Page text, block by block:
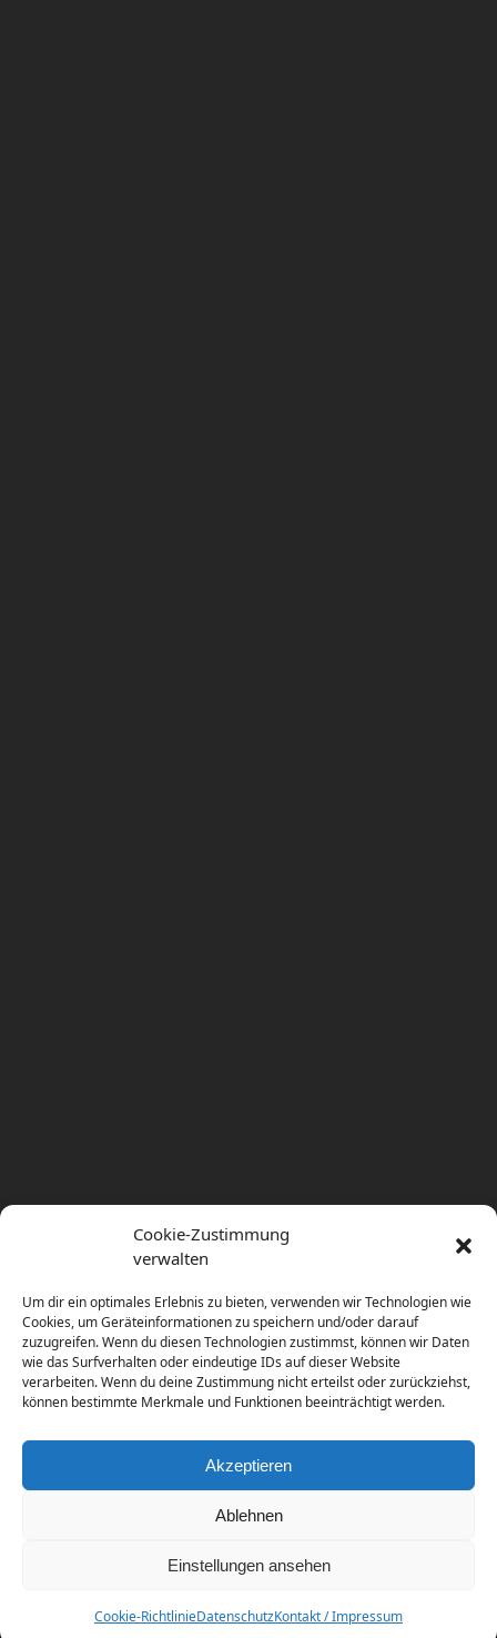
Cookie-Zustimmung
verwalten
Um dir ein optimales Erlebnis zu bieten, verwenden wir Technologien wie
Cookies, um Geräteinformationen zu speichern und/oder darauf
zuzugreifen. Wenn du diesen Technologien zustimmst, können wir Daten
wie das Surfverhalten oder eindeutige IDs auf dieser Website
verarbeiten. Wenn du deine Zustimmung nicht erteilst oder zurückziehst,
können bestimmte Merkmale und Funktionen beeinträchtigt werden.
Akzeptieren
Ablehnen
Einstellungen ansehen
Cookie-RichtlinieDatenschutzKontakt / Impressum
Reserved